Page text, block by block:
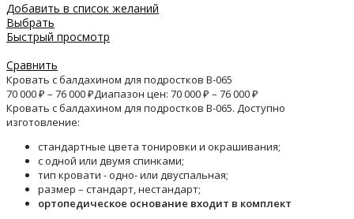
Добавить в список желаний
Выбрать
Быстрый просмотр
Сравнить
Кровать с балдахином для подростков B-065
70 000₽ – 76 000₽Диапазон цен: 70 000 ₽ – 76 000 ₽
Кровать с балдахином для подростков B-065. Доступно
изготовление:
стандартные цвета тонировки и окрашивания;
с одной или двумя спинками;
тип кровати - одно- или двуспальная;
размер – стандарт, нестандарт;
ортопедическое основание входит в комплект